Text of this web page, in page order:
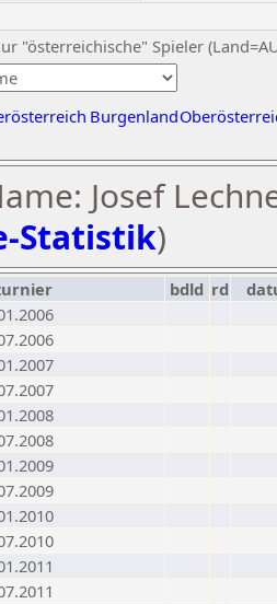
"österreichische" Spieler
Burgenland
Josef
Statistik)
bdld rd